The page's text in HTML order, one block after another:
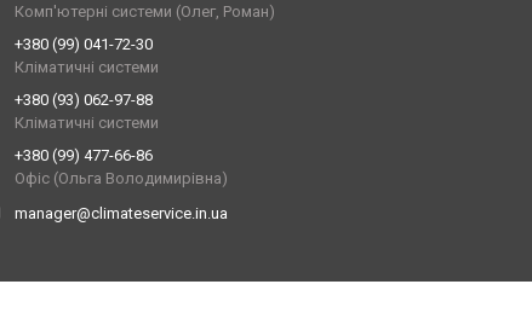
Комп'ютерні системи (Олег, Роман)
+380 (99) 041-72-30
Кліматичні системи
+380 (93) 062-97-88
Кліматичні системи
+380 (99) 477-66-86
Офіс (Ольга Володимирівна)
manager@climateservice.in.ua